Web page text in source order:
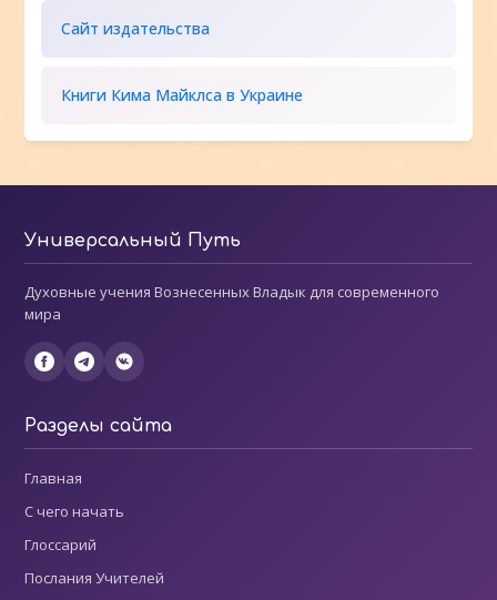
Сайт издательства
Книги Кима Майклса в Украине
Универсальный Путь
Духовные учения Вознесенных Владык для современного
мира
Разделы сайта
Главная
С чего начать
Глоссарий
Послания Учителей